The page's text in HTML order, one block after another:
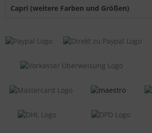
Capri (weitere Farben und Größen)